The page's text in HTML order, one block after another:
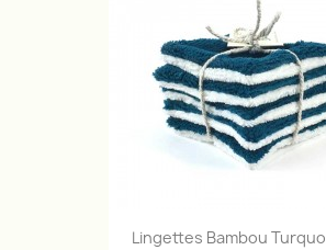
Lingettes Bambou